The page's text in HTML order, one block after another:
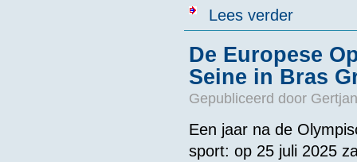
Lees verderover FFN
De Europese
Seine in Bras
Gepubliceerd door
Een jaar na de
sport: op 25 juli 2025